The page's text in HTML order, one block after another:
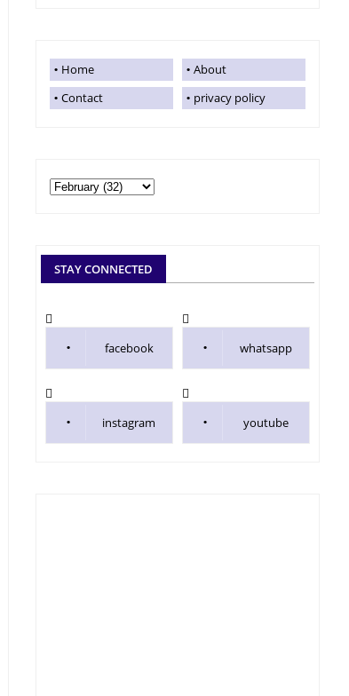
Home
About
Contact
privacy policy
STAY CONNECTED
facebook whatsapp
instagram youtube